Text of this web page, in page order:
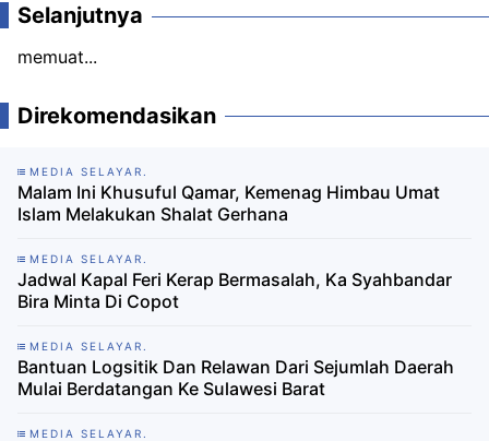
Selanjutnya
memuat...
Direkomendasikan
MEDIA SELAYAR.
Malam Ini Khusuful Qamar, Kemenag Himbau Umat
Islam Melakukan Shalat Gerhana
MEDIA SELAYAR.
Jadwal Kapal Feri Kerap Bermasalah, Ka Syahbandar
Bira Minta Di Copot
MEDIA SELAYAR.
Bantuan Logsitik Dan Relawan Dari Sejumlah Daerah
Mulai Berdatangan Ke Sulawesi Barat
MEDIA SELAYAR.